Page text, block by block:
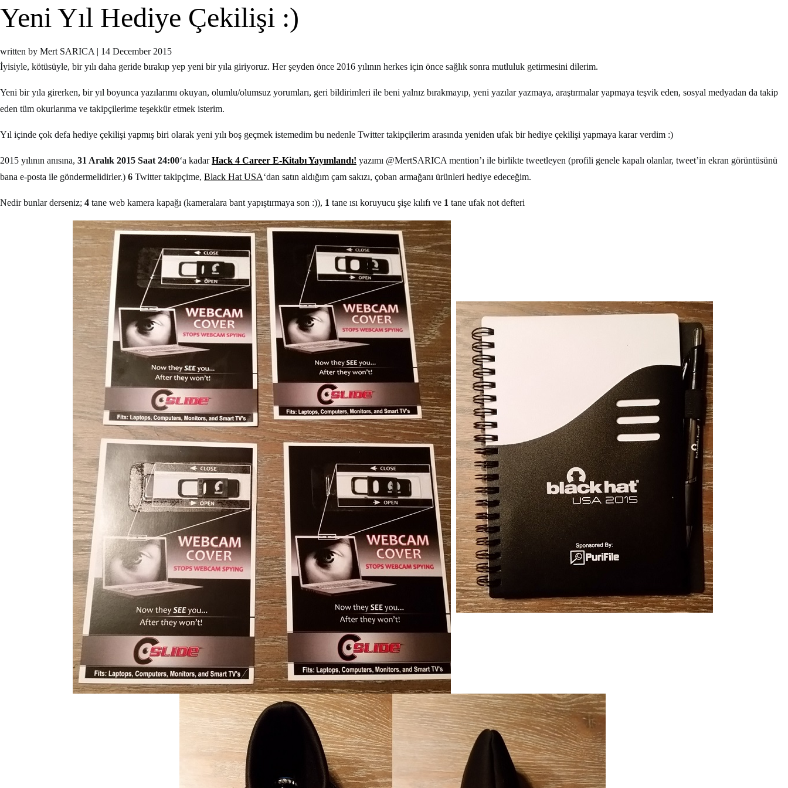
Yeni Yıl Hediye Çekilişi :)
written by Mert SARICA | 14 December 2015
İyisiyle, kötüsüyle, bir yılı daha geride bırakıp yep yeni bir yıla giriyoruz. Her şeyden önce 2016 yılının herkes için önce sağlık sonra mutluluk getirmesini dilerim.
Yeni bir yıla girerken, bir yıl boyunca yazılarımı okuyan, olumlu/olumsuz yorumları, geri bildirimleri ile beni yalnız bırakmayıp, yeni yazılar yazmaya, araştırmalar yapmaya teşvik eden, sosyal medyadan da takip
eden tüm okurlarıma ve takipçilerime teşekkür etmek isterim.
Yıl içinde çok defa hediye çekilişi yapmış biri olarak yeni yılı boş geçmek istemedim bu nedenle Twitter takipçilerim arasında yeniden ufak bir hediye çekilişi yapmaya karar verdim :)
2015 yılının anısına, 31 Aralık 2015 Saat 24:00‘a kadarHack 4 Career E-Kitabı Yayımlandı! yazımı @MertSARICA mention’ı ile birlikte tweetleyen (profili genele kapalı olanlar, tweet’in ekran görüntüsünü
bana e-posta ile göndermelidirler.) 6 Twitter takipçime, Black Hat USA‘dan satın aldığım çam sakızı, çoban armağanı ürünleri hediye edeceğim.
Nedir bunlar derseniz; 4 tane web kamera kapağı (kameralara bant yapıştırmaya son :)), 1 tane ısı koruyucu şişe kılıfı ve 1 tane ufak not defteri